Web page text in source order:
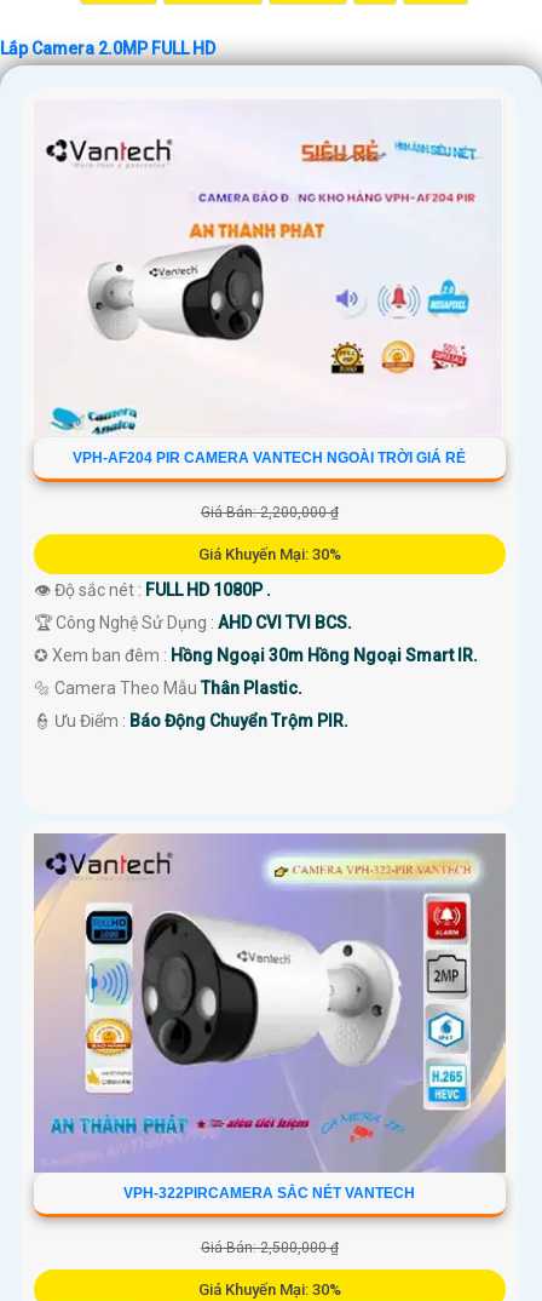
🔗 Liên hệ để đặt mua hoặc biết thêm chi tiết: [SĐT hoặc website của
cửa hàng]
HD một cách thu hút và hiệu quả! Nếu bạn cần thêm sự điều chỉnh hoặc
hỗ trợ gì khác, đừng ngần ngại để lại lời nhắn Cung cấp cho công trình.
Lắp Camera 2.0MP FULL HD
VPH-AF204 PIR CAMERA VANTECH NGOÀI TRỜI GIÁ RẺ
Giá Bán: 2,200,000 ₫
Giá Khuyến Mại: 30%
👁 Độ sắc nét : FULL HD 1080P .
🏆 Công Nghệ Sử Dụng : AHD CVI TVI BCS.
✪ Xem ban đêm : Hồng Ngoại 30m Hồng Ngoại Smart IR.
🔩 Camera Theo MẫuThân Plastic.
️👮 Ưu Điểm : Báo Động Chuyển Trộm PIR.
VPH-322PIRCAMERA SẮC NÉT VANTECH
Giá Bán: 2,500,000 ₫
Giá Khuyến Mại: 30%